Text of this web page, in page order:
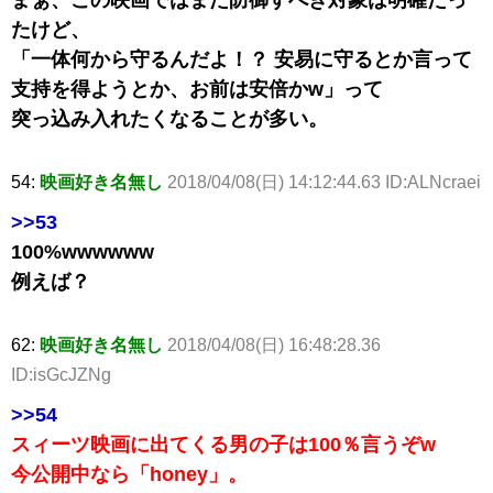
たけど、
「一体何から守るんだよ！？ 安易に守るとか言って
支持を得ようとか、お前は安倍かw」って
突っ込み入れたくなることが多い。
54: 映画好き名無し 2018/04/08(日) 14:12:44.63 ID:ALNcraei
>>53
100%wwwwww
例えば？
62: 映画好き名無し 2018/04/08(日) 16:48:28.36
ID:isGcJZNg
>>54
スィーツ映画に出てくる男の子は100％言うぞw
今公開中なら「honey」。